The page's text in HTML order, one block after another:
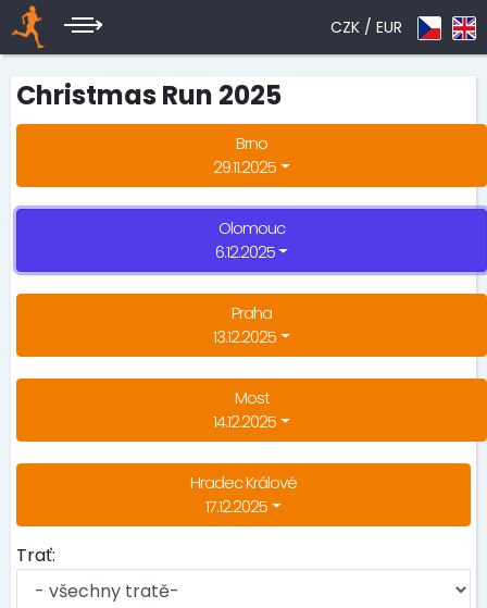
CZK / EUR
Christmas Run 2025
Brno
29.11.2025
Olomouc
6.12.2025
Praha
13.12.2025
Most
14.12.2025
Hradec Králové
17.12.2025
Trať: